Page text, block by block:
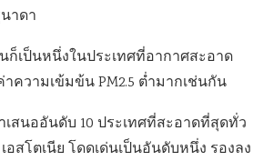
าดา
ก็เป็นหนึ่งในประเทศที่อากาศสะอาด
ความเข้มข้น PM2.5 ต่ำมากเช่นกัน
เสนออันดับ 10 ประเทศที่สะอาดที่สุดทั่ว
อสโตเนีย โดดเด่นเป็นอันดับหนึ่ง รองลง